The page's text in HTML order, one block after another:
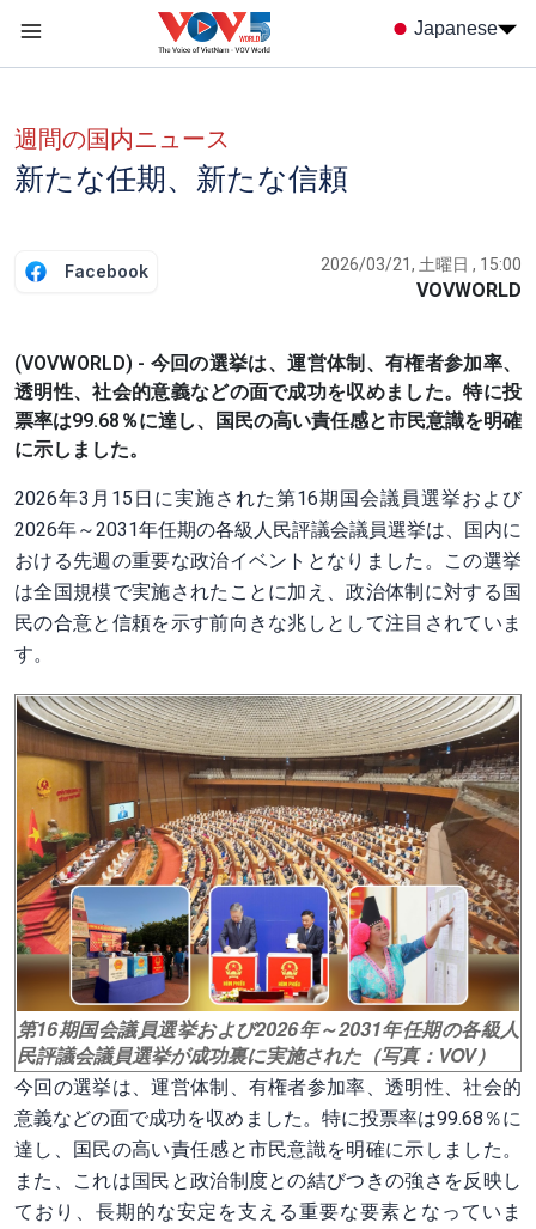
Japanese
週間の国内ニュース
新たな任期、新たな信頼
Facebook 2026/03/21, 土曜日 , 15:00
VOVWORLD
(VOVWORLD) - 今回の選挙は、運営体制、有権者参加率、
透明性、社会的意義などの面で成功を収めました。特に投
票率は99.68％に達し、国民の高い責任感と市民意識を明確
に示しました。
2026年3月15日に実施された第16期国会議員選挙および
2026年～2031年任期の各級人民評議会議員選挙は、国内に
おける先週の重要な政治イベントとなりました。この選挙
は全国規模で実施されたことに加え、政治体制に対する国
民の合意と信頼を示す前向きな兆しとして注目されていま
す。
第16期国会議員選挙および2026年～2031年任期の各級人
民評議会議員選挙が成功裏に実施された（写真：VOV）
今回の選挙は、運営体制、有権者参加率、透明性、社会的
意義などの面で成功を収めました。特に投票率は99.68％に
達し、国民の高い責任感と市民意識を明確に示しました。
また、これは国民と政治制度との結びつきの強さを反映し
ており、長期的な安定を支える重要な要素となっていま